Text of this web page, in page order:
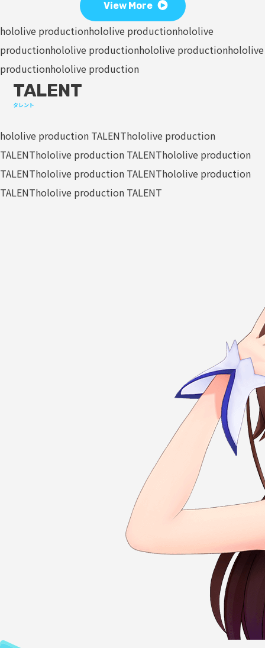
View More
hololive productionhololive productionhololive
productionhololive productionhololive productionhololive
productionhololive production
TALENT
タレント
hololive production TALENThololive production
TALENThololive production TALENThololive production
TALENThololive production TALENThololive production
TALENThololive production TALENT